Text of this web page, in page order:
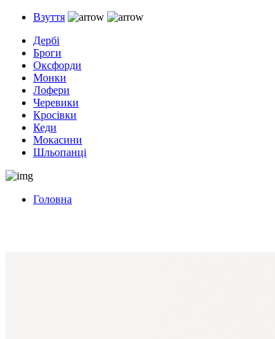
Взуття
Дербі
Броги
Оксфорди
Монки
Лофери
Черевики
Кросівки
Кеди
Мокасини
Шльопанці
Головна